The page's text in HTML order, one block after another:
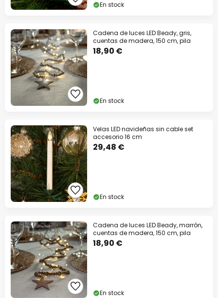
En stock
Cadena de luces LED Beady, gris,
cuentas de madera, 150 cm, pila
18,90 €
En stock
Velas LED navideñas sin cable set
accesorio 16 cm
29,48 €
En stock
Cadena de luces LED Beady, marrón,
cuentas de madera, 150 cm, pila
18,90 €
En stock